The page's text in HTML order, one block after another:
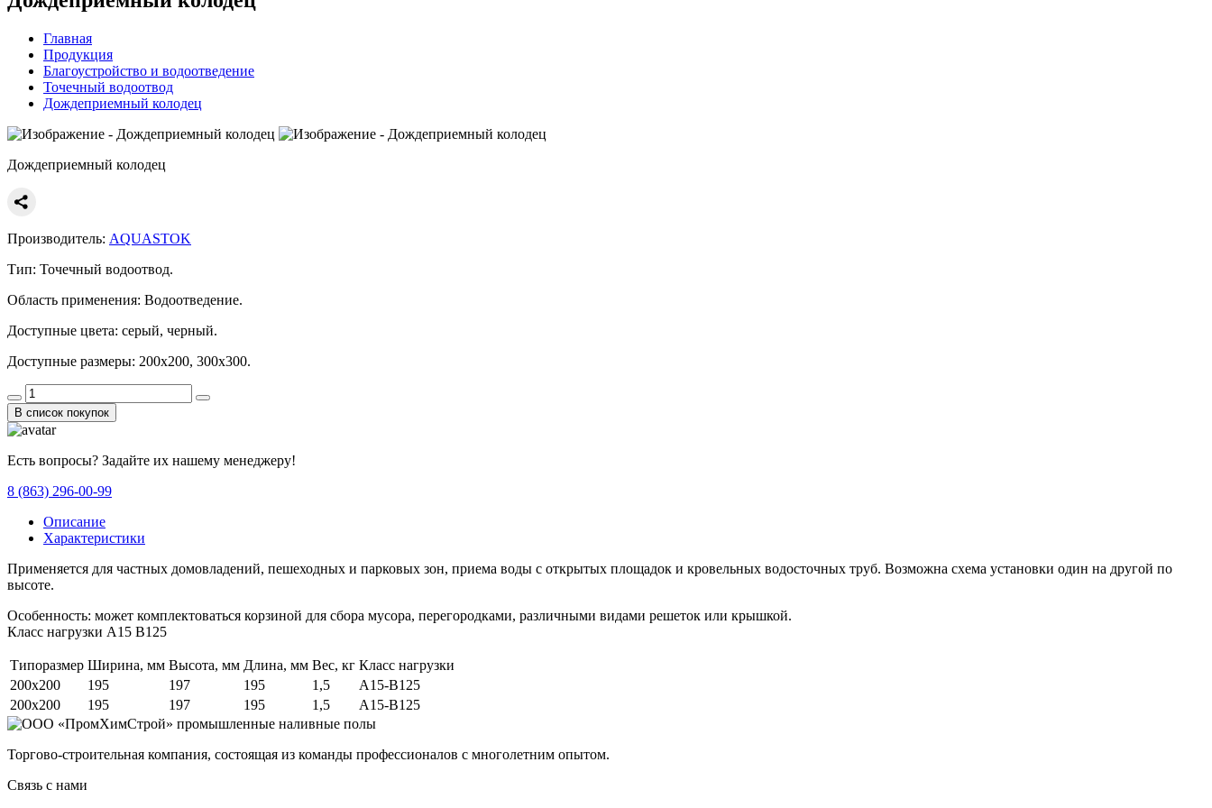
Главная
Продукция
Благоустройство и водоотведение
Точечный водоотвод
Дождеприемный колодец
Дождеприемный колодец
Производитель: AQUASTOK
Тип: Точечный водоотвод.
Область применения: Водоотведение.
Доступные цвета: серый, черный.
Доступные размеры: 200x200, 300x300.
В список покупок
Есть вопросы? Задайте их нашему менеджеру!
8 (863) 296-00-99
Описание
Характеристики
Применяется для частных домовладений, пешеходных и парковых зон, приема воды с открытых площадок и кровельных водосточных труб. Возможна схема установки один на другой по
высоте.
Особенность: может комплектоваться корзиной для сбора мусора, перегородками, различными видами решеток или крышкой.
Класс нагрузки A15 B125
Типоразмер Ширина, мм Высота, мм Длина, мм Вес, кг Класс нагрузки
200x200
195 197 195 1,5
A15-B125
200x200
195 197 195 1,5 A15-B125
Торгово-строительная компания, состоящая из команды профессионалов с многолетним опытом.
Связь с нами